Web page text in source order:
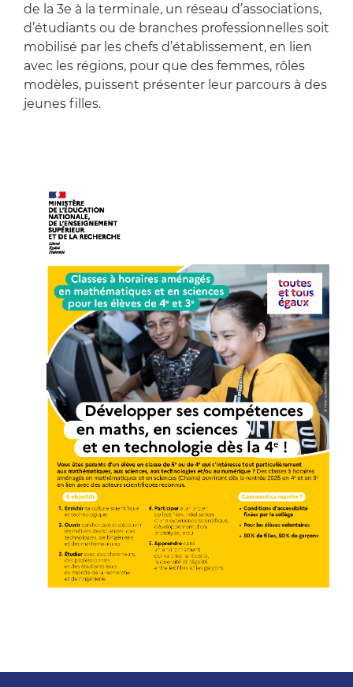
de la 3e à la terminale, un réseau d’associations,
d’étudiants ou de branches professionnelles soit
mobilisé par les chefs d’établissement, en lien
avec les régions, pour que des femmes, rôles
modèles, puissent présenter leur parcours à des
jeunes filles.